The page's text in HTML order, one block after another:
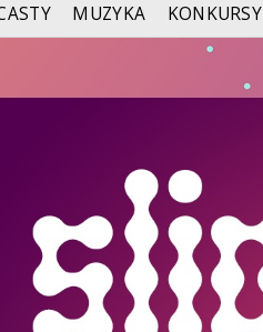
MUZYKA KONKURSY